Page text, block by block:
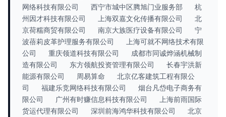
网络科技有限公司
西宁市城中区腾旭门业服务部
杭
州因才科技有限公司
上海双嘉文化传播有限公司
北
京荷糯商贸有限公司
南京大族医疗设备有限公司
宁
波蓓莉皮革护理服务有限公司
上海可就不网络技术有限
公司
重庆领道科技有限公司
成都市同诚烨涵机械制
造有限公司
东方领航投资管理有限公司
长春宇洪新
能源有限公司
周易算命
北京亿客建筑工程有限公
司
福建乐竞网络科技有限公司
烟台凡岱电子商务有
限公司
广州有时赚信息科技有限公司
上海前雨国际
货运代理有限公司
深圳前海鸿华科技有限公司
北京